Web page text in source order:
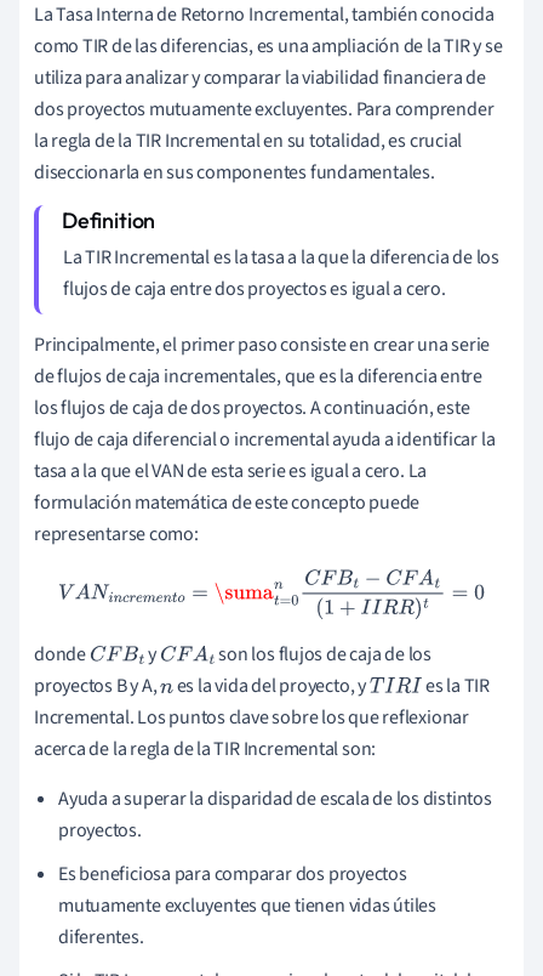
La Tasa Interna de Retorno Incremental, también conocida
como TIR de las diferencias, es una ampliación de la TIR y se
utiliza para analizar y comparar la viabilidad financiera de
dos proyectos mutuamente excluyentes. Para comprender
la regla de la TIR Incremental en su totalidad, es crucial
diseccionarla en sus componentes fundamentales.
La TIR Incremental es la tasa a la que la diferencia de los
flujos de caja entre dos proyectos es igual a cero.
Principalmente, el primer paso consiste en crear una serie
de flujos de caja incrementales, que es la diferencia entre
los flujos de caja de dos proyectos. A continuación, este
flujo de caja diferencial o incremental ayuda a identificar la
tasa a la que el VAN de esta serie es igual a cero. La
formulación matemática de este concepto puede
representarse como:
VANi en o= \sumat=0 CFBt−CFAt(1+IIRR)t =0
dondeCFBt yCFAt
son los flujos de caja de los
proyectos B y A,nes la vida del proyecto, yTIRI
es la TIR
Incremental. Los puntos clave sobre los que reflexionar
acerca de la regla de la TIR Incremental son:
Ayuda a superar la disparidad de escala de los distintos
proyectos.
Es beneficiosa para comparar dos proyectos
mutuamente excluyentes que tienen vidas útiles
diferentes.